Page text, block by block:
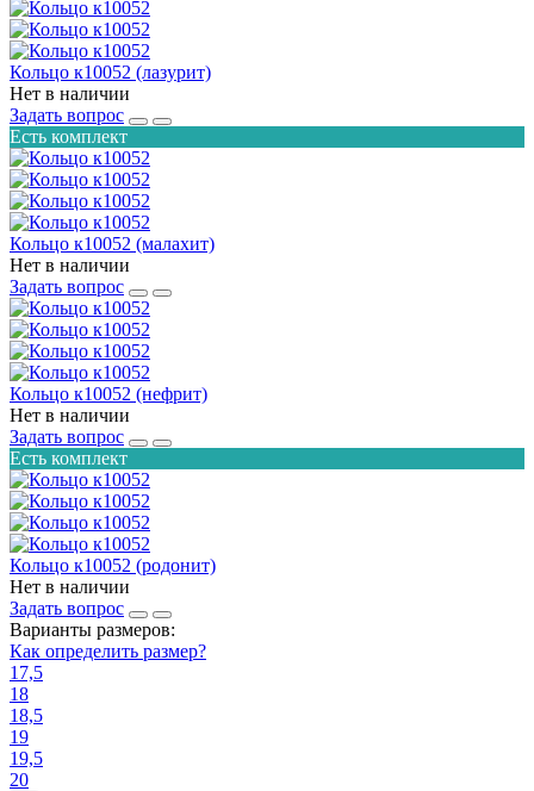
Кольцо к10052 (лазурит)
Нет в наличии
Задать вопрос
Есть комплект
Кольцо к10052 (малахит)
Нет в наличии
Задать вопрос
Кольцо к10052 (нефрит)
Нет в наличии
Задать вопрос
Есть комплект
Кольцо к10052 (родонит)
Нет в наличии
Задать вопрос
Варианты размеров:
Как определить размер?
17,5
18
18,5
19
19,5
20